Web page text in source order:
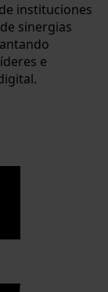
instituciones
sinergias
e